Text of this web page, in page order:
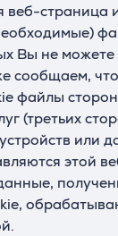
веб-страница
Вы не можете
сообщаем,
файлы
(третьих
или
этой
лизинга и
24 €